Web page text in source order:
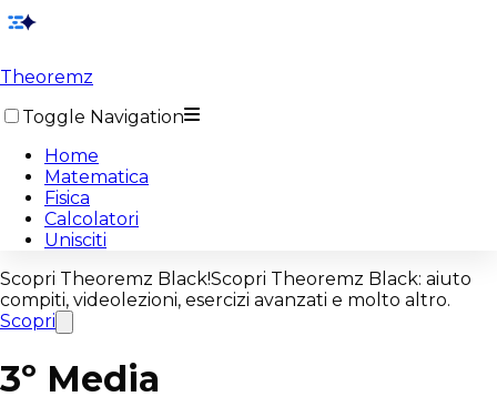
Theoremz
Toggle Navigation
Home
Matematica
Fisica
Calcolatori
Unisciti
Scopri Theoremz Black!Scopri Theoremz Black: aiuto
compiti, videolezioni, esercizi avanzati e molto altro.
Scopri
3º Media